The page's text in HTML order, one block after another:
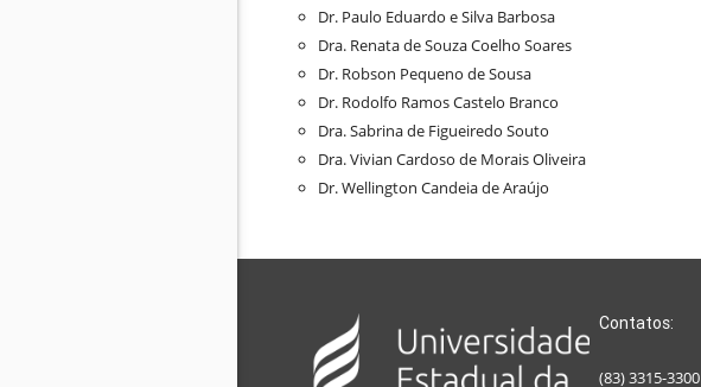
Dr. Paulo Eduardo e Silva Barbosa
Dra. Renata de Souza Coelho Soares
Dr. Robson Pequeno de Sousa
Dr. Rodolfo Ramos Castelo Branco
Dra. Sabrina de Figueiredo Souto
Dra. Vivian Cardoso de Morais Oliveira
Dr. Wellington Candeia de Araújo
Contatos:
(83) 3315-3300